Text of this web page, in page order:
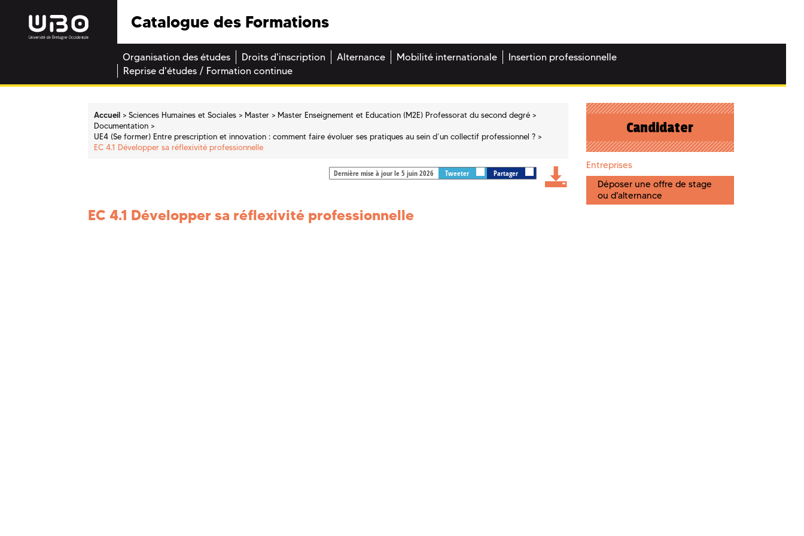
Catalogue des Formations
Organisation des études Droits d'inscription Alternance Mobilité internationale
Insertion professionnelle
Reprise d'études / Formation continue
Accueil Sciences Humaines et Sociales Master
Master Enseignement et Education (M2E) Professorat du second degré
Documentation
UE4 (Se former) Entre prescription et innovation : comment faire évoluer ses pratiques au sein d’un collectif professionnel ?
EC 4.1 Développer sa réflexivité professionnelle
Dernière mise à jour le 5 juin 2026 Tweeter Partager
EC 4.1 Développer sa réflexivité professionnelle
Candidater
Entreprises
Déposer une offre de stage
ou d'alternance